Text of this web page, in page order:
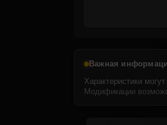
Важная
Характеристики
Модификации